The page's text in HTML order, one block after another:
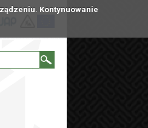
Kontynuowanie